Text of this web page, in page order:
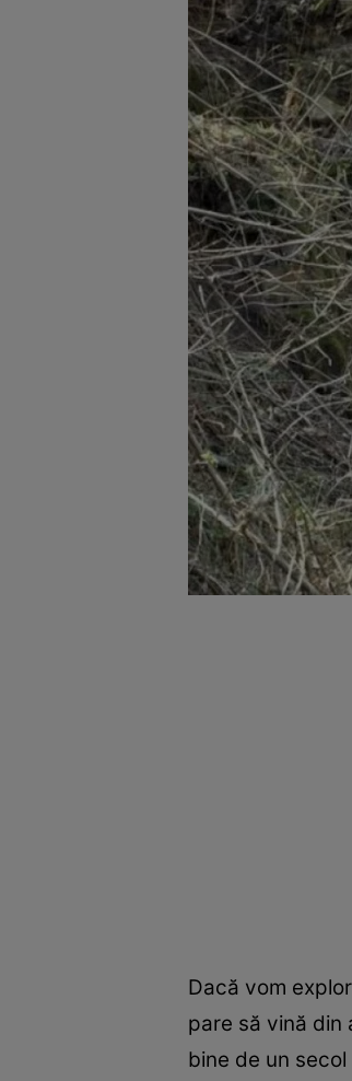
Dacă vom
pare să vină din
bine de un